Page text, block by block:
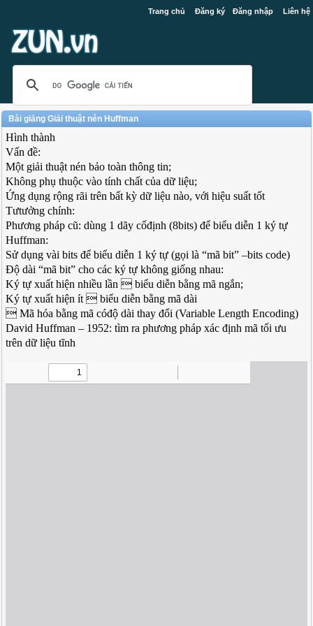
Trang chủ Đăng ký Đăng nhập Liên hệ
Bài giảng Giải thuật nén Huffman
Hình thành
Vấn đề:
Một giải thuật nén bảo toàn thông tin;
Không phụ thuộc vào tính chất của dữ liệu;
Ứng dụng rộng rãi trên bất kỳ dữ liệu nào, với hiệu suất tốt
Tưtưởng chính:
Phương pháp cũ: dùng 1 dãy cốđịnh (8bits) để biểu diễn 1 ký tự
Huffman:
Sử dụng vài bits để biểu diễn 1 ký tự (gọi là “mã bit” –bits code)
Độ dài “mã bit” cho các ký tự không giống nhau:
Ký tự xuất hiện nhiều lần  biểu diễn bằng mã ngắn;
Ký tự xuất hiện ít  biểu diễn bằng mã dài
 Mã hóa bằng mã cóđộ dài thay đổi (Variable Length Encoding)
David Huffman – 1952: tìm ra phương pháp xác định mã tối ưu
trên dữ liệu tĩnh